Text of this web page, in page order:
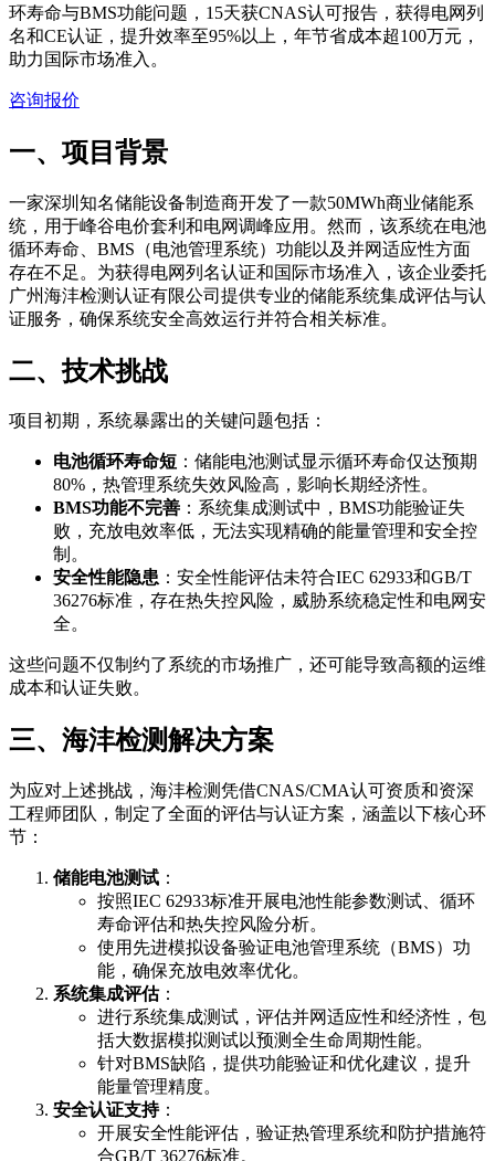
环寿命与BMS功能问题，15天获CNAS认可报告，获得电网列
名和CE认证，提升效率至95%以上，年节省成本超100万元，
助力国际市场准入。
咨询报价
一、项目背景
一家深圳知名储能设备制造商开发了一款50MWh商业储能系
统，用于峰谷电价套利和电网调峰应用。然而，该系统在电池
循环寿命、BMS（电池管理系统）功能以及并网适应性方面
存在不足。为获得电网列名认证和国际市场准入，该企业委托
广州海沣检测认证有限公司提供专业的储能系统集成评估与认
证服务，确保系统安全高效运行并符合相关标准。
二、技术挑战
项目初期，系统暴露出的关键问题包括：
电池循环寿命短 ：储能电池测试显示循环寿命仅达预期
80%，热管理系统失效风险高，影响长期经济性。
BMS功能不完善 ：系统集成测试中，BMS功能验证失
败，充放电效率低，无法实现精确的能量管理和安全控
制。
安全性能隐患 ：安全性能评估未符合IEC 62933和GB/T
36276标准，存在热失控风险，威胁系统稳定性和电网安
全。
这些问题不仅制约了系统的市场推广，还可能导致高额的运维
成本和认证失败。
三、海沣检测解决方案
为应对上述挑战，海沣检测凭借CNAS/CMA认可资质和资深
工程师团队，制定了全面的评估与认证方案，涵盖以下核心环
节：
储能电池测试 ：
按照IEC 62933标准开展电池性能参数测试、循环
寿命评估和热失控风险分析。
使用先进模拟设备验证电池管理系统（BMS）功
能，确保充放电效率优化。
系统集成评估：
进行系统集成测试，评估并网适应性和经济性，包
括大数据模拟测试以预测全生命周期性能。
针对BMS缺陷，提供功能验证和优化建议，提升
能量管理精度。
安全认证支持：
开展安全性能评估，验证热管理系统和防护措施符
合GB/T 36276标准。